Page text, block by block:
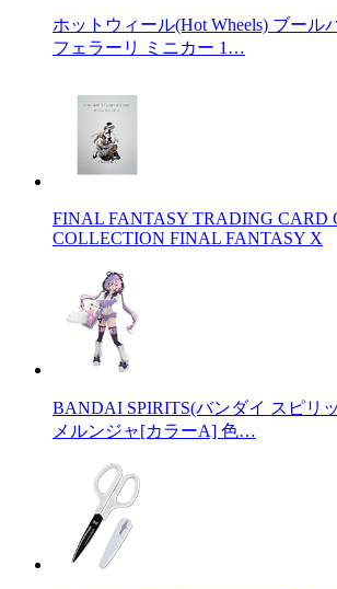
ホットウィール(Hot Wheels) ブール
フェラーリ ミニカー 1…
FINAL FANTASY TRADING CARD
COLLECTION FINAL FANTASY X
BANDAI SPIRITS(バンダイ スピリ
メルンジャ[カラーA] 色…